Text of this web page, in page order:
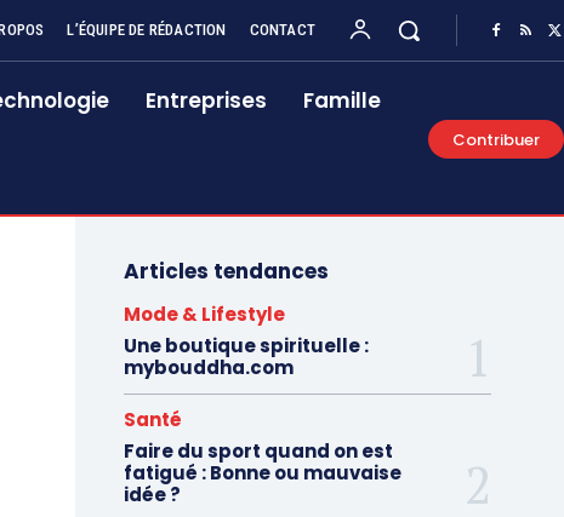
L’ÉQUIPE DE RÉDACTION CONTACT
Entreprises Famille
Contribuer
Articles tendances
Mode & Lifestyle
Une boutique spirituelle :
mybouddha.com
Santé
Faire du sport quand on est
fatigué : Bonne ou mauvaise
idée ?